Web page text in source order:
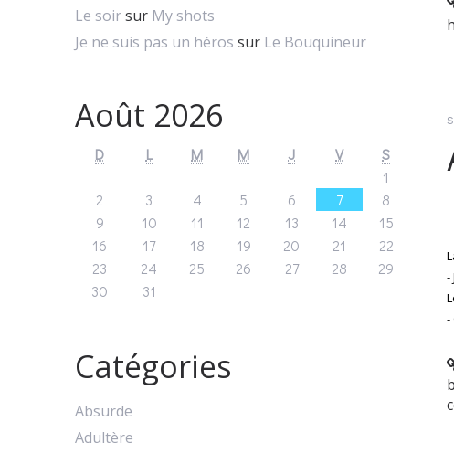
Le soirsur My shots
Je ne suis pas un héros sur Le Bouquineur
Août 2026
D L M M J V
S
1
2
3 4 5 6 7
8
9
10 11 12 13 14
15
16
17 18 19 20 21
22
23
24 25 26 27 28
29
30
31
Catégories
Absurde
Adultère
-
-